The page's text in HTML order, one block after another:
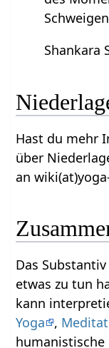
Shankara
Hast du mehr
über Niederlage‏‎ ? Dann schicke doch eine
an
Das Substantiv
etwas zu tun
kann
Yoga
,
humanistische